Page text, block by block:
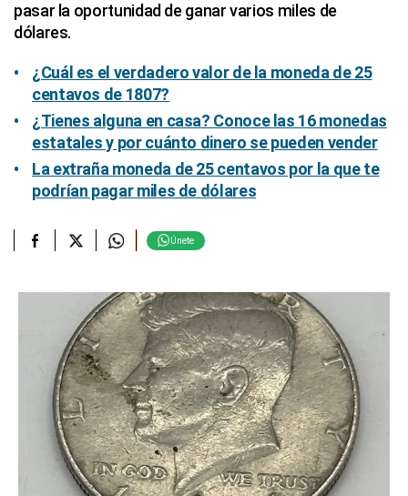
pasar la oportunidad de ganar varios miles de
dólares.
¿Cuál es el verdadero valor de la moneda de 25
centavos de 1807?
¿Tienes alguna en casa? Conoce las 16 monedas
estatales y por cuánto dinero se pueden vender
La extraña moneda de 25 centavos por la que te
podrían pagar miles de dólares
Únete